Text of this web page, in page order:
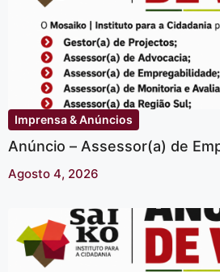
Imprensa & Anúncios
Anúncio – Assessor(a) de
Agosto 4, 2026